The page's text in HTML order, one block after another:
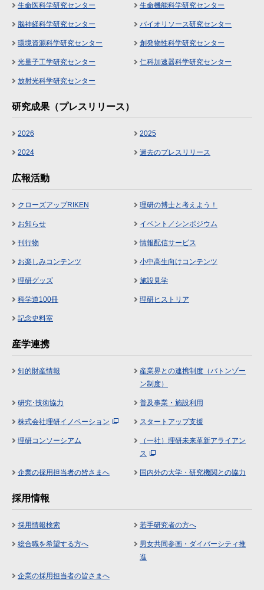
生命医科学研究センター 生命機能科学研究センター
脳神経科学研究センター バイオリソース研究センター
環境資源科学研究センター 創発物性科学研究センター
光量子工学研究センター 仁科加速器科学研究センター
放射光科学研究センター
研究成果（プレスリリース）
2026 2025
2024 過去のプレスリリース
広報活動
クローズアップRIKEN 理研の博士と考えよう！
お知らせ イベント／シンポジウム
刊行物 情報配信サービス
お楽しみコンテンツ 小中高生向けコンテンツ
理研グッズ 施設見学
科学道100冊 理研ヒストリア
記念史料室
産学連携
知的財産情報
産業界との連携制度（バトンゾー
ン制度）
研究･技術協力 普及事業・施設利用
株式会社理研イノベーション スタートアップ支援
理研コンソーシアム
（一社）理研未来革新アライアン
ス
企業の採用担当者の皆さまへ 国内外の大学・研究機関との協力
採用情報
採用情報検索 若手研究者の方へ
総合職を希望する方へ
男女共同参画・ダイバーシティ推
進
企業の採用担当者の皆さまへ